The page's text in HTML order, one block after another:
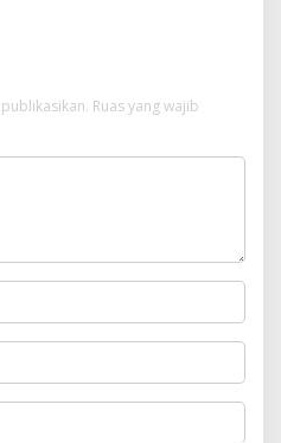
Ruas yang wajib